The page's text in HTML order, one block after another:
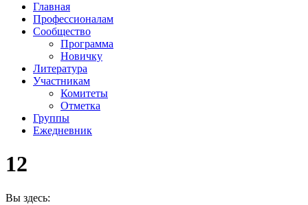
Главная
Профессионалам
Сообщество
Программа
Новичку
Литература
Участникам
Комитеты
Отметка
Группы
Ежедневник
12
Вы здесь: